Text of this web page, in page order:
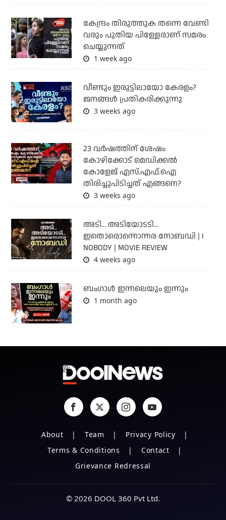
കേന്ദ്രം തിരുത്തുക തന്നെ വേണ്ടി
വരും പുതിയ പിള്ളേരാണ് സമരം
ചെയ്യുന്നത്
1 week ago
വീണ്ടും ഇരുട്ടിലായോ കേരളം?
ജനങ്ങൾ പ്രതികരിക്കുന്നു
3 weeks ago
23 വർഷത്തിന് ശേഷം
കോഴിക്കോട് മെഡിക്കൽ
കോളേജ് എസ്.എഫ്.ഐ
തിരിച്ചുപിടിച്ചത് എങ്ങനെ?
3 weeks ago
അടി... അടിയോടടി...
ഇതൊരൊന്നൊന്നര നോബഡി | I
NOBODY | MOVIE REVIEW
4 weeks ago
ബംഗാള്‍ ഇന്നലെയും ഇന്നും
1 month ago
About Team
Privacy Policy
Terms & Conditions
Contact
Grievance Redressal
© 2026 DOOL 360 Pvt Ltd.